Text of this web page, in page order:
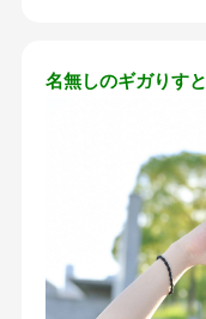
名無しのギガりすと